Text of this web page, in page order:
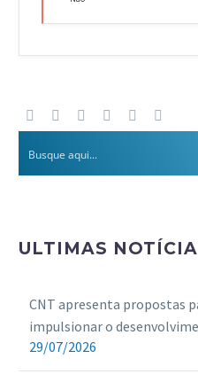
ULTIMAS
CNT apresenta propostas
impulsionar o
29/07/2026